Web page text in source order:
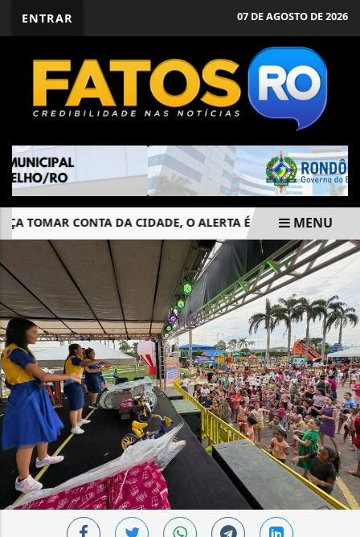
ENTRAR 07 DE AGOSTO DE 2026
TOMAR CONTA DA CIDADE, O ALERTA É PARA PREVENIR
EM ALTA
MENU